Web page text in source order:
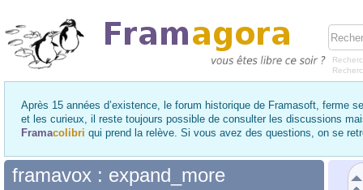
Après 15 années d’existence, le forum historique de Framasoft, ferme
et les curieux, il reste toujours possible de consulter les discussions
Framacolibri qui prend la relève. Si vous avez des questions, on se
framavox : expand_more